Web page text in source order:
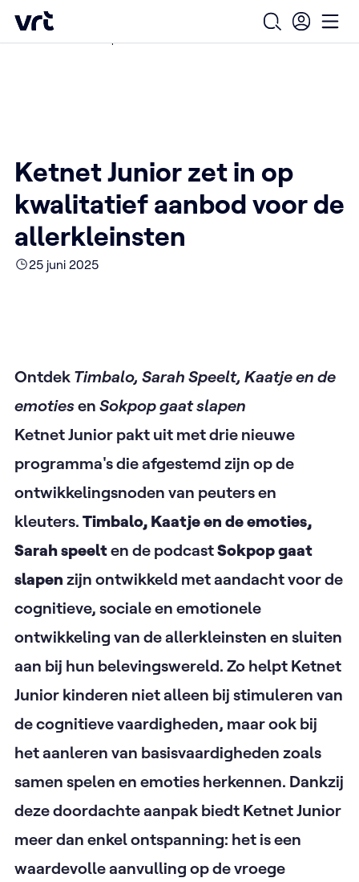
Ga naar de hoofdinhoud
VRT (home)
Open
Home /
Ketnet Junior zet in op
kwalitatief aanbod voor de
allerkleinsten
25 juni 2025
Ontdek Timbalo, Sarah Speelt, Kaatje en de
emotiesen Sokpop gaat slapen
Ketnet Junior pakt uit met drie nieuwe
programma's die afgestemd zijn op de
ontwikkelingsnoden van peuters en
kleuters. Timbalo, Kaatje en de emoties,
Sarah speelten de podcastSokpop gaat
slapen zijn ontwikkeld met aandacht voor de
cognitieve, sociale en emotionele
ontwikkeling van de allerkleinsten en sluiten
aan bij hun belevingswereld. Zo helpt Ketnet
Junior kinderen niet alleen bij stimuleren van
de cognitieve vaardigheden, maar ook bij
het aanleren van basisvaardigheden zoals
samen spelen en emoties herkennen. Dankzij
deze doordachte aanpak biedt Ketnet Junior
meer dan enkel ontspanning: het is een
waardevolle aanvulling op de vroege